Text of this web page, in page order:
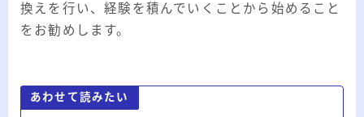
換えを行い、経験を積んでいくことから始めること
をお勧めします。
あわせて読みたい